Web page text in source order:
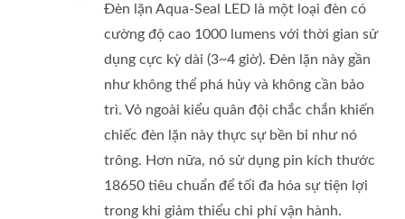
Đèn lặn Aqua-Seal LED là một loại đèn có
cường độ cao 1000 lumens với thời gian sử
dụng cực kỳ dài (3~4 giờ). Đèn lặn này gần
như không thể phá hủy và không cần bảo
trì. Vỏ ngoài kiểu quân đội chắc chắn khiến
chiếc đèn lặn này thực sự bền bỉ như nó
trông. Hơn nữa, nó sử dụng pin kích thước
18650 tiêu chuẩn để tối đa hóa sự tiện lợi
trong khi giảm thiểu chi phí vận hành.